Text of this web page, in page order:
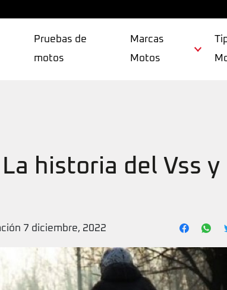
Pruebas de
motos
Marcas
Motos
historia del Vss y
7 diciembre, 2022